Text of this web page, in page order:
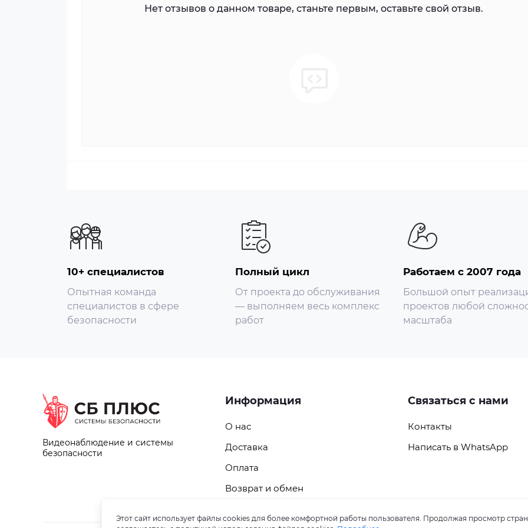
Макс. мощность порта: 30 Вт
Нет отзывов о данном товаре, станьте первым, оставьте свой отзыв.
10+ специалистов
Опытная команда
специалистов в сфере
безопасности
Полный цикл
От проекта до обслуживания
— выполняем весь комплекс
работ
Работаем с 2007 года
Большой опыт
проектов любой
масштаба
Видеонаблюдение и системы
безопасности
Информация
О нас
Доставка
Оплата
Возврат и обмен
Связаться с нами
Контакты
Написать в WhatsApp
Этот сайт использует файлы cookies для более комфортной работы пользователя. Продолжая просмотр